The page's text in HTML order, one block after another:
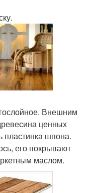
Внешним
ценных
пластинка шпона.
его покрывают
маслом.